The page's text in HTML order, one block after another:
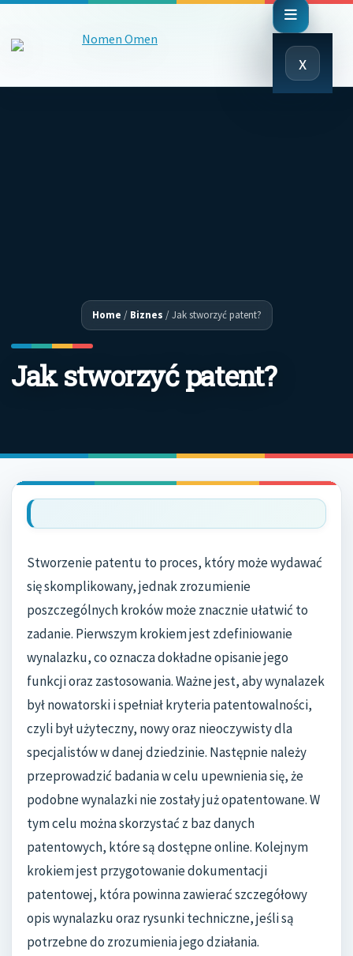
x
Close
Menu
Home / Biznes /Jak stworzyć patent?
Jak stworzyć patent?
Stworzenie patentu to proces, który może wydawać
się skomplikowany, jednak zrozumienie
poszczególnych kroków może znacznie ułatwić to
zadanie. Pierwszym krokiem jest zdefiniowanie
wynalazku, co oznacza dokładne opisanie jego
funkcji oraz zastosowania. Ważne jest, aby wynalazek
był nowatorski i spełniał kryteria patentowalności,
czyli był użyteczny, nowy oraz nieoczywisty dla
specjalistów w danej dziedzinie. Następnie należy
przeprowadzić badania w celu upewnienia się, że
podobne wynalazki nie zostały już opatentowane. W
tym celu można skorzystać z baz danych
patentowych, które są dostępne online. Kolejnym
krokiem jest przygotowanie dokumentacji
patentowej, która powinna zawierać szczegółowy
opis wynalazku oraz rysunki techniczne, jeśli są
potrzebne do zrozumienia jego działania.